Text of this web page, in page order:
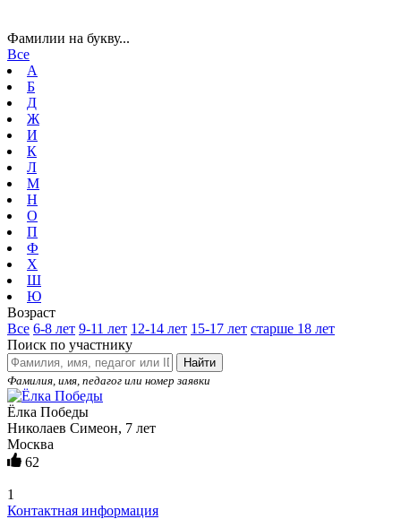
Фамилии на букву...
Все
А
Б
Д
Ж
И
К
Л
М
Н
О
П
Ф
Х
Ш
Ю
Возраст
Все 6-8 лет 9-11 лет 12-14 лет 15-17 лет старше 18 лет
Поиск по участнику
Найти
Фамилия, имя, педагог или номер заявки
Ёлка Победы
Николаев Симеон, 7 лет
Москва
62
1
Контактная информация